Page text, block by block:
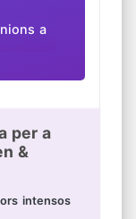
a
per a
&
intensos